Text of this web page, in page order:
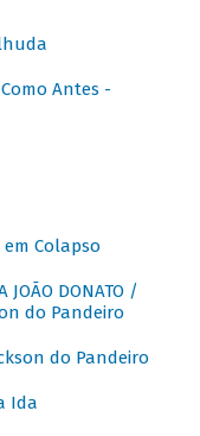
Como Antes -
Colapso
JOÃO DONATO /
do Pandeiro
do Pandeiro
Ida